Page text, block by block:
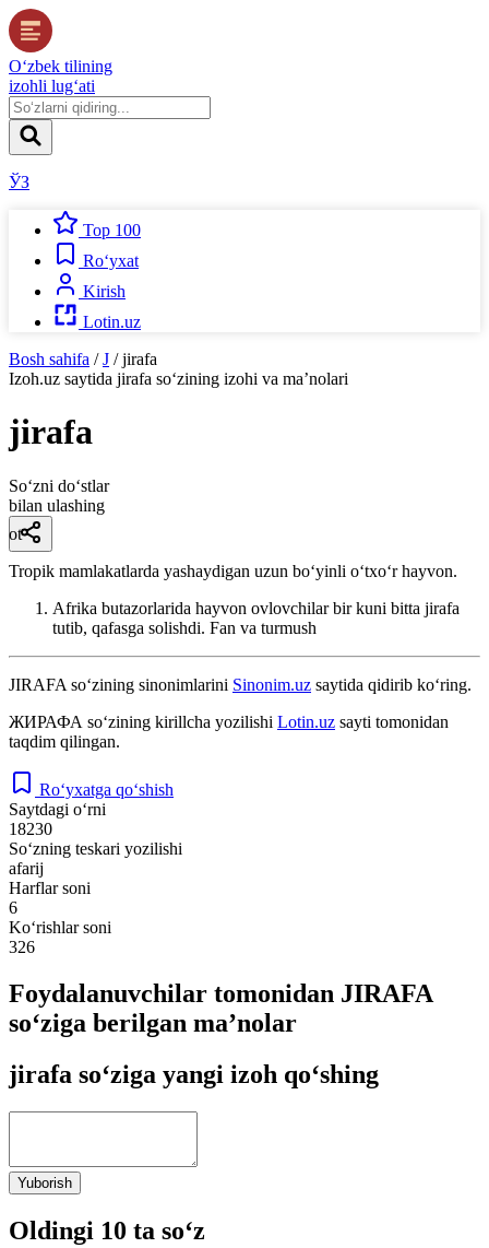
O‘zbek tilining
izohli lug‘ati
ЎЗ
Top 100
Ro‘yxat
Kirish
Lotin.uz
Bosh sahifa / J / jirafa
Izoh.uz saytida jirafa so‘zining izohi va ma’nolari
jirafa
So‘zni do‘stlar
bilan ulashing
ot
Tropik mamlakatlarda yashaydigan uzun boʻyinli oʻtxoʻr hayvon.
Afrika butazorlarida hayvon ovlovchilar bir kuni bitta jirafa
tutib, qafasga solishdi. Fan va turmush
JIRAFA so‘zining sinonimlarini Sinonim.uz saytida qidirib ko‘ring.
ЖИРАФА so‘zining kirillcha yozilishi Lotin.uz sayti tomonidan
taqdim qilingan.
Ro‘yxatga qo‘shish
Saytdagi o‘rni
18230
So‘zning teskari yozilishi
afarij
Harflar soni
6
Ko‘rishlar soni
326
Foydalanuvchilar tomonidan JIRAFA
so‘ziga berilgan ma’nolar
jirafa so‘ziga yangi izoh qo‘shing
Yuborish
Oldingi 10 ta so‘z